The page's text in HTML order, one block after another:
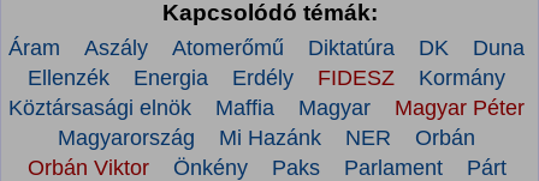
Kapcsolódó témák:
Áram Aszály Atomerőmű Diktatúra DK
Duna
Ellenzék
Energia Erdély FIDESZ
Kormány
Köztársasági elnök
Maffia Magyar
Magyar Péter
Magyarország
Mi Hazánk NER
Orbán
Orbán Viktor
Önkény Paks Parlament
Párt